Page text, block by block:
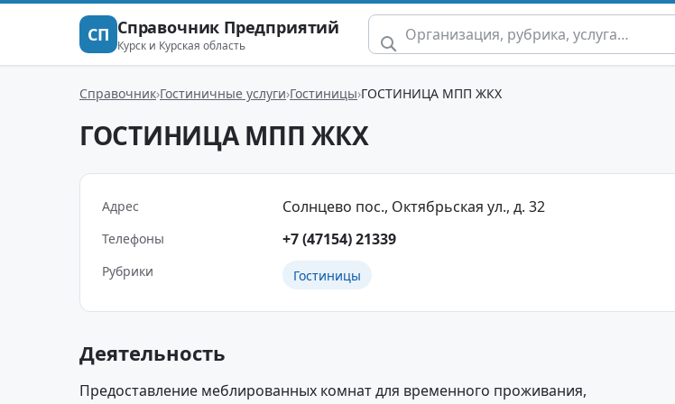
СП Справочник Предприятий
Курск и Курская область
Справочник Гостиничные услуги Гостиницы ГОСТИНИЦА МПП ЖКХ
ГОСТИНИЦА МПП ЖКХ
Адрес Солнцево пос., Октябрьская ул., д. 32
Телефоны +7 (47154) 21339
Рубрики Гостиницы
Деятельность
Предоставление меблированных комнат для временного проживания,